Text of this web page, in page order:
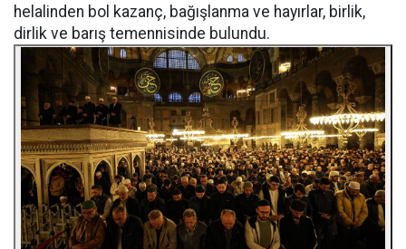
helalinden bol kazanç, bağışlanma ve hayırlar, birlik,
dirlik ve barış temennisinde bulundu.